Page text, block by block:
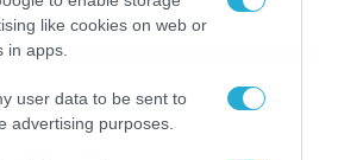
like cookies on web or
in apps.
user data to be sent to
advertising purposes.